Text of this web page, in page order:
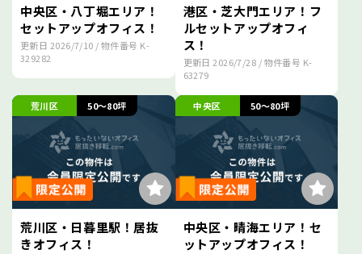
中央区・八丁堀エリア！
セットアップオフィス！
更新日 2026/7/10 / 物件番号 K-
329282
港区・芝大門エリア！フ
ルセットアップオフィ
ス！
更新日2026/7/28 / 物件番号 K-
63279
荒川区 50～80坪
荒川区・日暮里駅！居抜
きオフィス！
中央区 50～80坪
中央区・晴海エリア！セ
ットアップオフィス！